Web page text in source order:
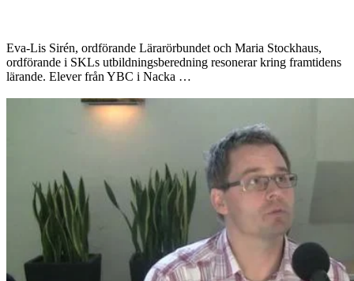
Eva-Lis Sirén, ordförande Lärarörbundet och Maria Stockhaus,
ordförande i SKLs utbildningsberedning resonerar kring framtidens
lärande. Elever från YBC i Nacka …